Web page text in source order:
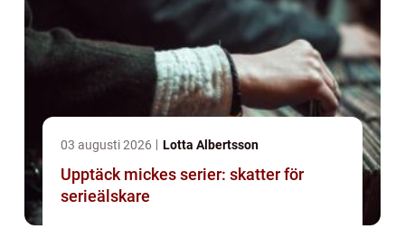
03 augusti 2026 Lotta Albertsson
Upptäck mickes serier: skatter för
serieälskare